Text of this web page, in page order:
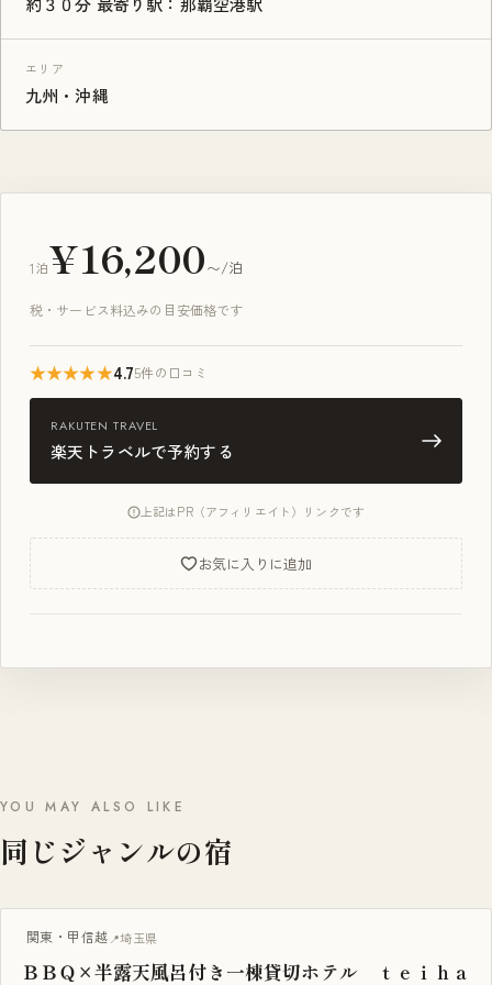
エリア
九州・沖縄
1泊¥16,200〜/泊
税・サービス料込みの目安価格です
★★★★★4.75件の口コミ
RAKUTEN TRAVEL
楽天トラベルで予約する
上記はPR（アフィリエイト）リンクです
お気に入りに追加
YOU MAY ALSO LIKE
同じジャンルの宿
BBQ・焚き火
関東・甲信越 埼玉県
ＢＢＱ×半露天風呂付き一棟貸切ホテル ｔｅｉｈａ